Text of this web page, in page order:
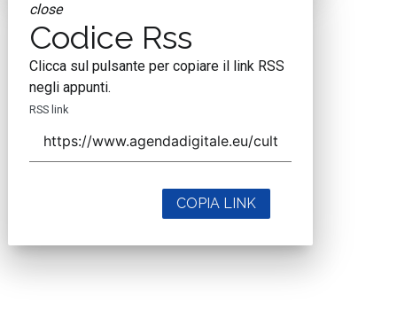
close
Codice Rss
Clicca sul pulsante per copiare il link RSS
negli appunti.
RSS link
COPIA LINK